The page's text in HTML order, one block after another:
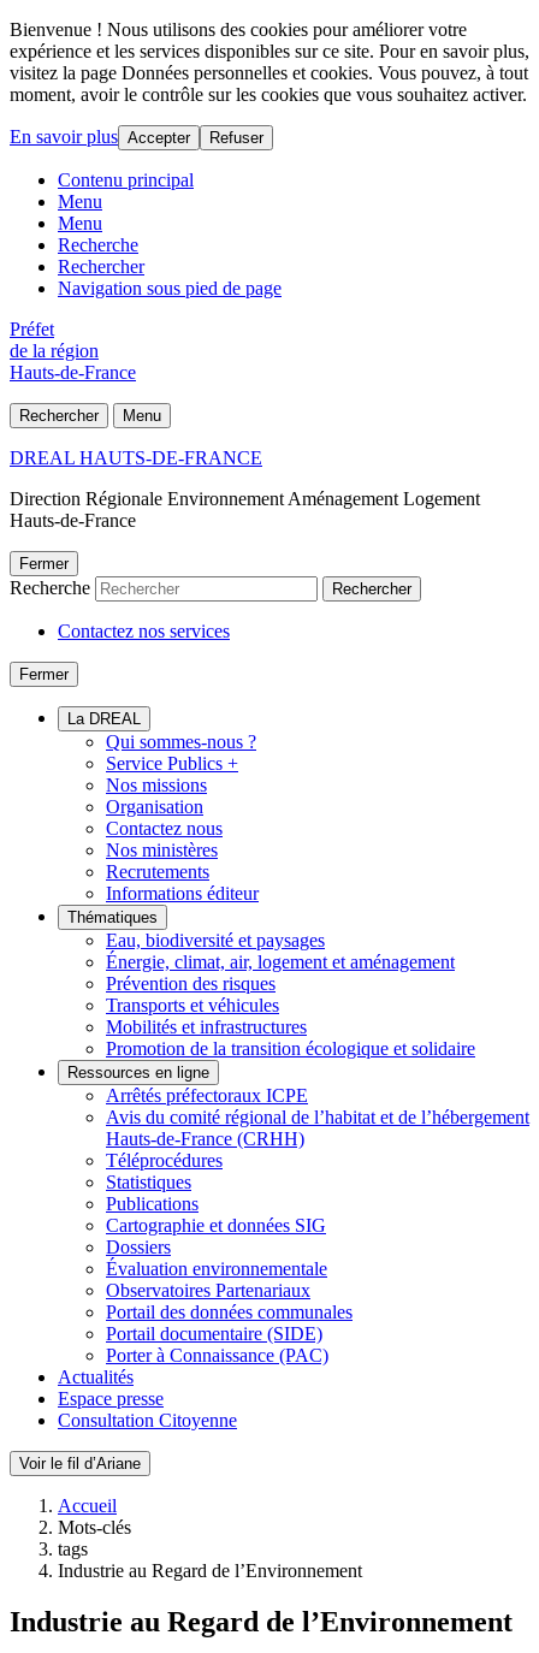
Bienvenue ! Nous utilisons des cookies pour améliorer votre
expérience et les services disponibles sur ce site. Pour en savoir plus,
visitez la page Données personnelles et cookies. Vous pouvez, à tout
moment, avoir le contrôle sur les cookies que vous souhaitez activer.
En savoir plus Accepter Refuser
Contenu principal
Menu
Menu
Recherche
Rechercher
Navigation sous pied de page
Préfet
de la région
Hauts-de-France
Rechercher Menu
DREAL HAUTS-DE-FRANCE
Direction Régionale Environnement Aménagement Logement
Hauts-de-France
Fermer
Recherche Rechercher
Contactez nos services
Fermer
La DREAL
Qui sommes-nous ?
Service Publics +
Nos missions
Organisation
Contactez nous
Nos ministères
Recrutements
Informations éditeur
Thématiques
Eau, biodiversité et paysages
Énergie, climat, air, logement et aménagement
Prévention des risques
Transports et véhicules
Mobilités et infrastructures
Promotion de la transition écologique et solidaire
Ressources en ligne
Arrêtés préfectoraux ICPE
Avis du comité régional de l’habitat et de l’hébergement
Hauts-de-France (CRHH)
Téléprocédures
Statistiques
Publications
Cartographie et données SIG
Dossiers
Évaluation environnementale
Observatoires Partenariaux
Portail des données communales
Portail documentaire (SIDE)
Porter à Connaissance (PAC)
Actualités
Espace presse
Consultation Citoyenne
Voir le fil d’Ariane
Accueil
Mots-clés
tags
Industrie au Regard de l’Environnement
Industrie au Regard de l’Environnement